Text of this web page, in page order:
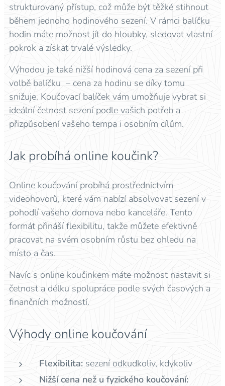
strukturovaný přístup, což může být těžké stihnout
během jednoho hodinového sezení. V rámci balíčku
hodin máte možnost jít do hloubky, sledovat vlastní
pokrok a získat trvalé výsledky.
Výhodou je také nižší hodinová cena za sezení při
volbě balíčku – cena za hodinu se díky tomu
snižuje. Koučovací balíček vám umožňuje vybrat si
ideální četnost sezení podle vašich potřeb a
přizpůsobení vašeho tempa i osobním cílům.
Jak probíhá online koučink?
Online koučování probíhá prostřednictvím
videohovorů, které vám nabízí absolvovat sezení v
pohodlí vašeho domova nebo kanceláře. Tento
formát přináší flexibilitu, takže můžete efektivně
pracovat na svém osobním růstu bez ohledu na
místo a čas.
Navíc s online koučinkem máte možnost nastavit si
četnost a délku spolupráce podle svých časových a
finančních možností.
Výhody online koučování
Flexibilita: sezení odkudkoliv, kdykoliv
Nižší cena než u fyzického koučování: